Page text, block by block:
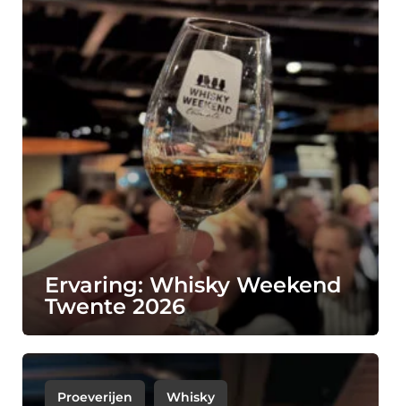
Ervaring: Whisky Weekend
Twente 2026
Proeverijen Whisky